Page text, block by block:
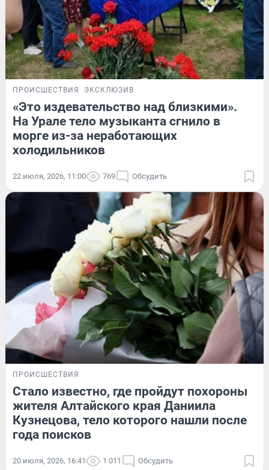
ПРОИСШЕСТВИЯ ЭКСКЛЮЗИВ
«Это издевательство над близкими».
На Урале тело музыканта сгнило в
морге из-за неработающих
холодильников
22 июля, 2026, 11:00 769 Обсудить
ПРОИСШЕСТВИЯ
Стало известно, где пройдут похороны
жителя Алтайского края Даниила
Кузнецова, тело которого нашли после
года поисков
20 июля, 2026, 16:41 1 011 Обсудить